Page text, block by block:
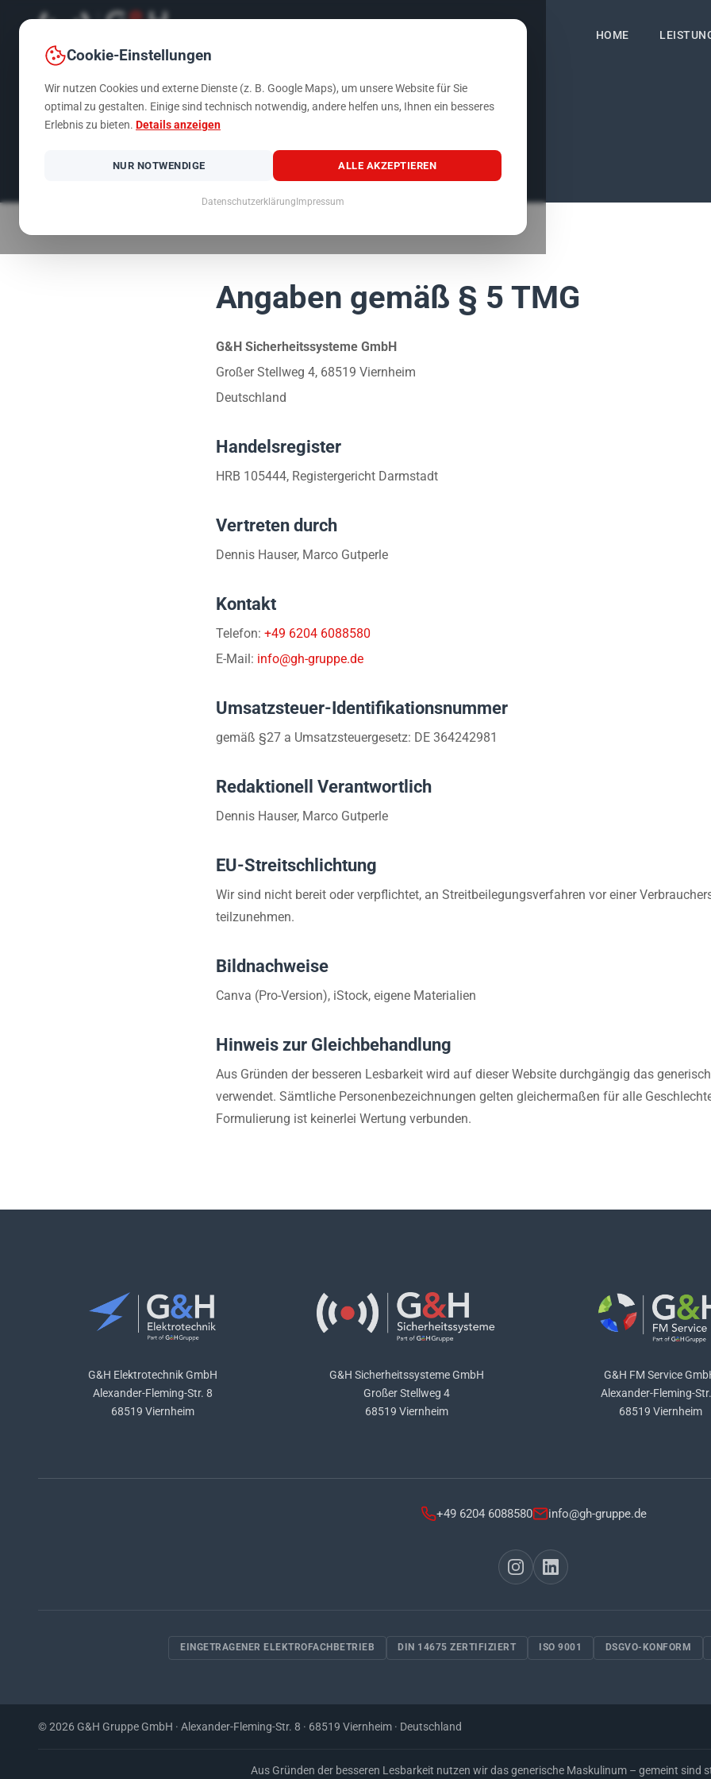
HOME
IMPRESSUM
Angaben gemäß § 5 TMG
G&H Sicherheitssysteme GmbH
Großer Stellweg 4, 68519 Viernheim
Deutschland
Handelsregister
HRB 105444, Registergericht Darmstadt
Vertreten durch
Dennis Hauser, Marco Gutperle
Kontakt
Telefon: +49 6204 6088580
E-Mail: info@gh-gruppe.de
Umsatzsteuer-Identifikationsnummer
gemäß §27 a Umsatzsteuergesetz: DE 364242981
Redaktionell Verantwortlich
Dennis Hauser, Marco Gutperle
EU-Streitschlichtung
Wir sind nicht bereit oder verpflichtet, an Streitbeilegungsverfahren vor einer
teilzunehmen.
Bildnachweise
Canva (Pro-Version), iStock, eigene Materialien
Hinweis zur Gleichbehandlung
Aus Gründen der besseren Lesbarkeit wird auf dieser Website durchgängig das
verwendet. Sämtliche Personenbezeichnungen gelten gleichermaßen für alle
Formulierung ist keinerlei Wertung verbunden.
G&H Elektrotechnik GmbH
Alexander-Fleming-Str. 8
68519 Viernheim
G&H Sicherheitssysteme GmbH
Großer Stellweg 4
68519 Viernheim
G&H FM Service
Alexander-Fleming-
68519 Viernheim
+49 6204 6088580 info@gh-gruppe.de
EINGETRAGENER ELEKTROFACHBETRIEB DIN 14675 ZERTIFIZIERT ISO 9001 DSGVO-KONFORM
© 2026 G&H Gruppe GmbH · Alexander-Fleming-Str. 8 · 68519 Viernheim · Deutschland
Aus Gründen der besseren Lesbarkeit nutzen wir das generische Maskulinum – gemeint sind
Cookie-Einstellungen
Wir nutzen Cookies und externe Dienste (z. B. Google Maps), um unsere Website für Sie
optimal zu gestalten. Einige sind technisch notwendig, andere helfen uns, Ihnen ein besseres
Erlebnis zu bieten. Details anzeigen
NUR NOTWENDIGE ALLE AKZEPTIEREN
Datenschutzerklärung Impressum